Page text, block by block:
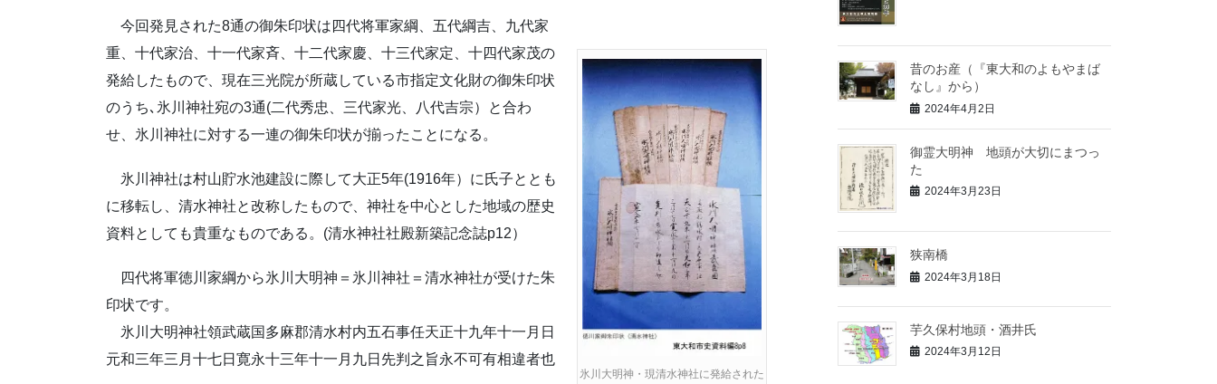
氷川大明神・現清水神社に発給された
今回発見された8通の御朱印状は四代将軍家綱、五代綱吉、九代家
重、十代家治、十一代家斉、十二代家慶、十三代家定、十四代家茂の
発給したもので、現在三光院が所蔵している市指定文化財の御朱印状
のうち､氷川神社宛の3通(二代秀忠、三代家光、八代吉宗）と合わ
せ、氷川神社に対する一連の御朱印状が揃ったことになる。
氷川神社は村山貯水池建設に際して大正5年(1916年）に氏子ととも
に移転し、清水神社と改称したもので、神社を中心とした地域の歴史
資料としても貴重なものである。(清水神社社殿新築記念誌p12）
四代将軍徳川家綱から氷川大明神＝氷川神社＝清水神社が受けた朱
印状です。
氷川大明神社領武蔵国多麻郡清水村内五石事任天正十九年十一月日
元和三年三月十七日寛永十三年十一月九日先判之旨永不可有相違者也
昔のお産（『東大和のよもやまば
なし』から）
2024年4月2日
御霊大明神 地頭が大切にまつっ
た
2024年3月23日
狭南橋
2024年3月18日
芋久保村地頭・酒井氏
2024年3月12日